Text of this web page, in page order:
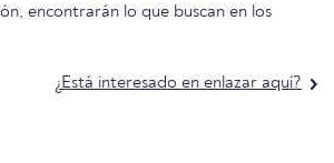
encontrarán lo que buscan en los
¿Está interesado en enlazar aquí?